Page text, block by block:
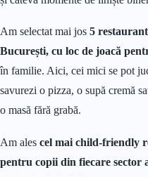
Am selectat mai jos 5
București, cu loc de joacă
în familie. Aici, cei mici se pot
savurezi o pizza, o supă cremă
o masă fără grabă.
Am ales cel mai child-friendly
pentru copii din fiecare sector